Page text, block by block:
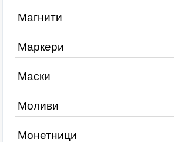
Магнити
Маркери
Маски
Моливи
Монетници